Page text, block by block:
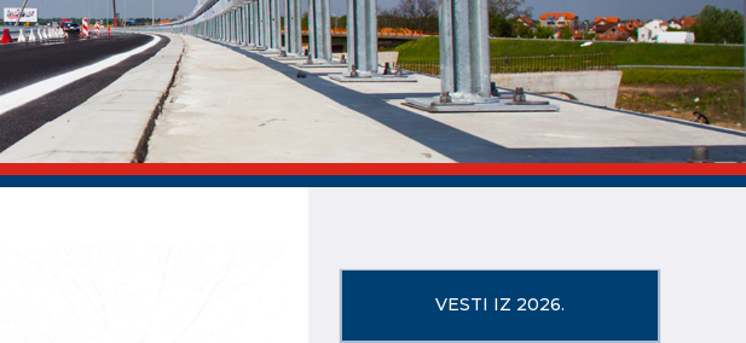
VESTI IZ 2026.